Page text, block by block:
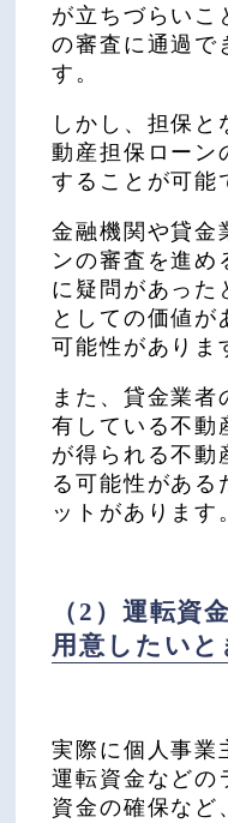
が立ちづらいこ
の審査に通過で
す。
しかし、担保と
動産担保ローン
することが可能
金融機関や貸金
ンの審査を進め
に疑問があった
としての価値が
可能性がありま
また、貸金業者
有している不動
が得られる不動
る可能性がある
ットがあります
（2）運転資
用意したいと
実際に個人事業
運転資金などの
資金の確保など